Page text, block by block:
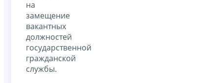
на
замещение
вакантных
должностей
государственной
гражданской
службы.